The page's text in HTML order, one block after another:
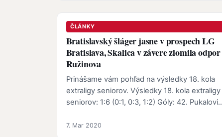
ČLÁNKY
Bratislavský šláger jasne v prospech LG
Bratislava, Skalica v závere zlomila odpor
Ružinova
Prinášame vám pohľad na výsledky 18. kola
extraligy seniorov. Výsledky 18. kola extraligy
seniorov: 1:6 (0:1, 0:3, 1:2) Góly: 42. Pukalovič
7. Mar 2020